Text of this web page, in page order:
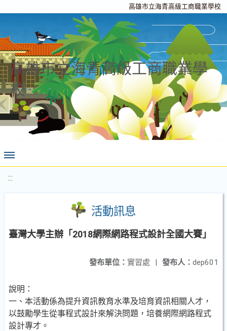
高雄市立海青高級工商職業學校
高雄市立海青高級工商職業學
校
:::
活動訊息
臺灣大學主辦「2018網際網路程式設計全國大賽」
發布人： dep601
發布單位： 實習處 |
說明：
一、本活動係為提升資訊教育水準及培育資訊相關人才，
以鼓勵學生從事程式設計來解決問題，培養網際網路程式
設計專才。